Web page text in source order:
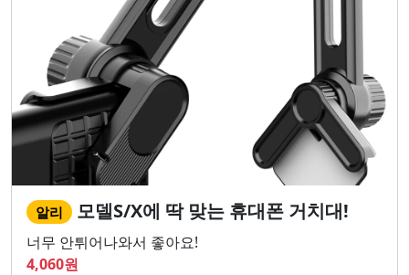
알리 모델S/X에 딱 맞는 휴대폰 거치대!
너무 안튀어나와서 좋아요!
4,060원